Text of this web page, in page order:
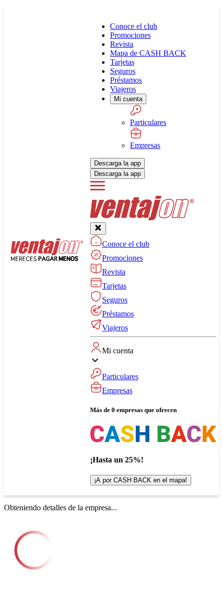
Conoce el club
Promociones
Revista
Mapa de CASH BACK
Tarjetas
Seguros
Préstamos
Viajeros
Mi cuenta
Particulares
Empresas
Descarga la app
Descarga la app
Conoce el club
Promociones
Revista
Tarjetas
Seguros
Préstamos
Viajeros
Mi cuenta
Particulares
Empresas
Más de 0 empresas que ofrecen
¡Hasta un 25%!
¡A por CASH BACK en el mapa!
Obteniendo detalles de la empresa...